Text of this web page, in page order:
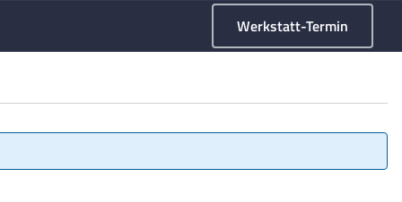
Werkstatt-Termin